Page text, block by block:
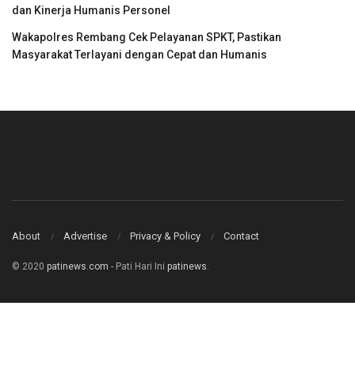
dan Kinerja Humanis Personel
Wakapolres Rembang Cek Pelayanan SPKT, Pastikan
Masyarakat Terlayani dengan Cepat dan Humanis
About Advertise Privacy & Policy Contact
© 2020 patinews.com - Pati Hari Ini patinews.